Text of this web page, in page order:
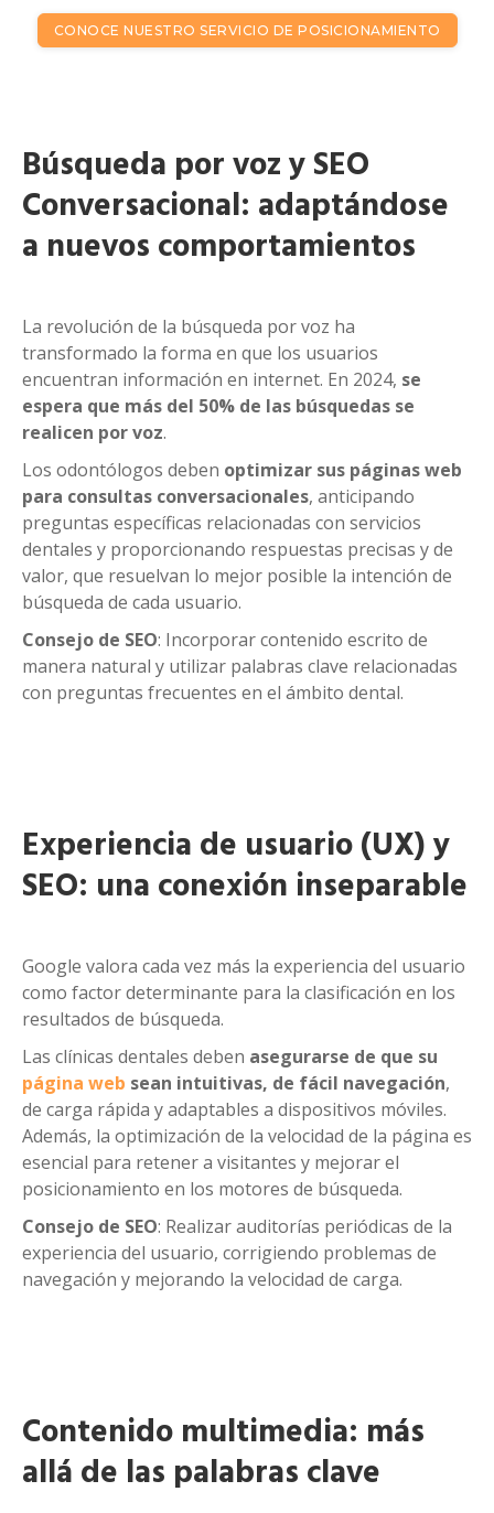
CONOCE NUESTRO SERVICIO DE POSICIONAMIENTO
Búsqueda por voz y SEO
Conversacional: adaptándose
a nuevos comportamientos
La revolución de la búsqueda por voz ha
transformado la forma en que los usuarios
encuentran información en internet. En 2024, se
espera que más del 50% de las búsquedas se
realicen por voz.
Los odontólogos deben optimizar sus páginas web
para consultas conversacionales, anticipando
preguntas específicas relacionadas con servicios
dentales y proporcionando respuestas precisas y de
valor, que resuelvan lo mejor posible la intención de
búsqueda de cada usuario.
Consejo de SEO: Incorporar contenido escrito de
manera natural y utilizar palabras clave relacionadas
con preguntas frecuentes en el ámbito dental.
Experiencia de usuario (UX) y
SEO: una conexión inseparable
Google valora cada vez más la experiencia del usuario
como factor determinante para la clasificación en los
resultados de búsqueda.
Las clínicas dentales deben asegurarse de que su
página web sean intuitivas, de fácil navegación,
de carga rápida y adaptables a dispositivos móviles.
Además, la optimización de la velocidad de la página es
esencial para retener a visitantes y mejorar el
posicionamiento en los motores de búsqueda.
Consejo de SEO: Realizar auditorías periódicas de la
experiencia del usuario, corrigiendo problemas de
navegación y mejorando la velocidad de carga.
Contenido multimedia: más
allá de las palabras clave